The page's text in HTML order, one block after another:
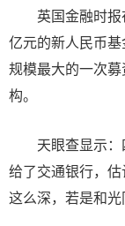
英国金融时
亿元的新人民币
规模最大的一次
构。
天眼查显示
给了交通银行，
这么深，若是和